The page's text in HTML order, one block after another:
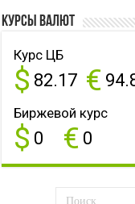
Курсы валют
Курс ЦБ
$ 82.17 €
Биржевой курс
$ 0 € 0